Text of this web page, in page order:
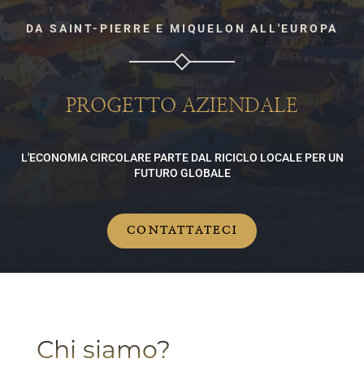
DA SAINT-PIERRE E MIQUELON ALL'EUROPA
PROGETTO AZIENDALE
L'ECONOMIA CIRCOLARE PARTE DAL RICICLO LOCALE PER UN
FUTURO GLOBALE
CONTATTATECI
Chi siamo?